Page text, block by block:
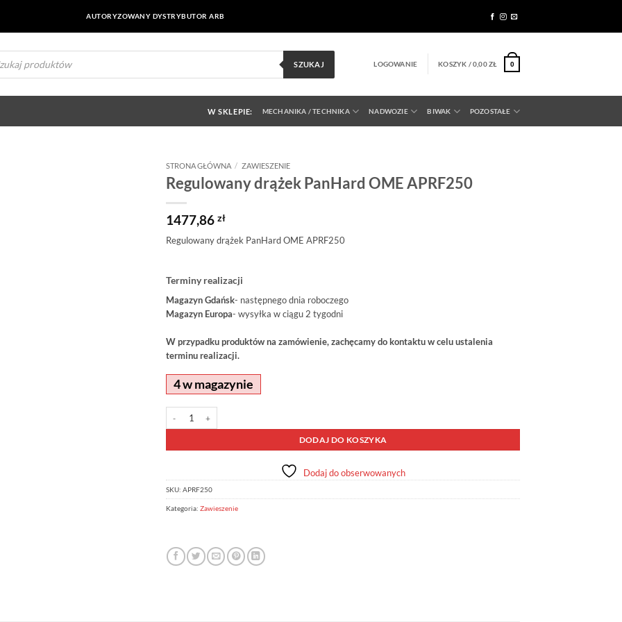
AUTORYZOWANY DYSTRYBUTOR ARB
SZUKAJ LOGOWANIE KOSZYK /0,00ZŁ 0
W SKLEPIE: MECHANIKA / TECHNIKA NADWOZIE BIWAK POZOSTAŁE
STRONA GŁÓWNA / ZAWIESZENIE
Regulowany drążek PanHard OME APRF250
1477,86 zł
Regulowany drążek PanHard OME APRF250
Terminy realizacji
Magazyn Gdańsk- następnego dnia roboczego
Magazyn Europa- wysyłka w ciągu 2 tygodni
W przypadku produktów na zamówienie, zachęcamy do kontaktu w celu ustalenia
terminu realizacji.
4 w magazynie
DODAJ DO KOSZYKA
Alternative:
Dodaj do obserwowanych
SKU: APRF250
Kategoria: Zawieszenie